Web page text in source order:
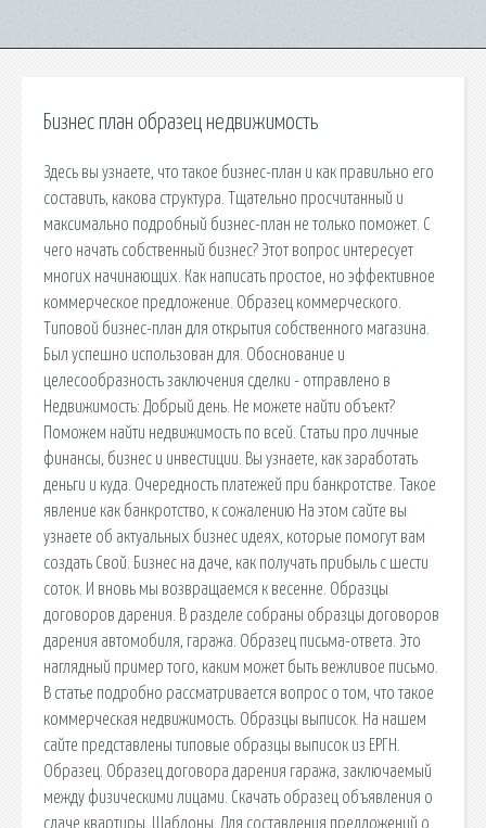
Бизнес план образец недвижимость
Здесь вы узнаете, что такое бизнес-план и как правильно его
составить, какова структура. Тщательно просчитанный и
максимально подробный бизнес-план не только поможет. С
чего начать собственный бизнес? Этот вопрос интересует
многих начинающих. Как написать простое, но эффективное
коммерческое предложение. Образец коммерческого.
Типовой бизнес-план для открытия собственного магазина.
Был успешно использован для. Обоснование и
целесообразность заключения сделки - отправлено в
Недвижимость: Добрый день. Не можете найти объект?
Поможем найти недвижимость по всей. Статьи про личные
финансы, бизнес и инвестиции. Вы узнаете, как заработать
деньги и куда. Очередность платежей при банкротстве. Такое
явление как банкротство, к сожалению На этом сайте вы
узнаете об актуальных бизнес идеях, которые помогут вам
создать Свой. Бизнес на даче, как получать прибыль с шести
соток. И вновь мы возвращаемся к весенне. Образцы
договоров дарения. В разделе собраны образцы договоров
дарения автомобиля, гаража. Образец письма-ответа. Это
наглядный пример того, каким может быть вежливое письмо.
В статье подробно рассматривается вопрос о том, что такое
коммерческая недвижимость. Образцы выписок. На нашем
сайте представлены типовые образцы выписок из ЕРГН.
Образец. Образец договора дарения гаража, заключаемый
между физическими лицами. Скачать образец объявления о
сдаче квартиры. Шаблоны. Для составления предложений о